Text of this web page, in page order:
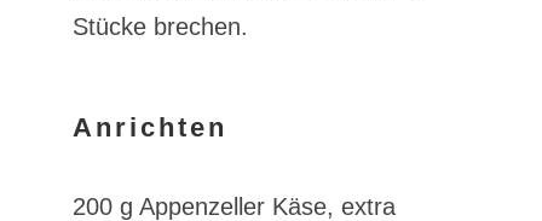
Stücke brechen.
Anrichten
200 g Appenzeller Käse, extra